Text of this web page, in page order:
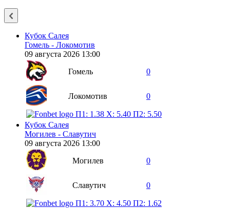
Кубок Салея
Гомель - Локомотив
09 августа 2026 13:00
Гомель
0
Локомотив 0
П1: 1.38 X: 5.40 П2: 5.50
Кубок Салея
Могилев - Славутич
09 августа 2026 13:00
Могилев
0
Славутич 0
П1: 3.70 X: 4.50 П2: 1.62